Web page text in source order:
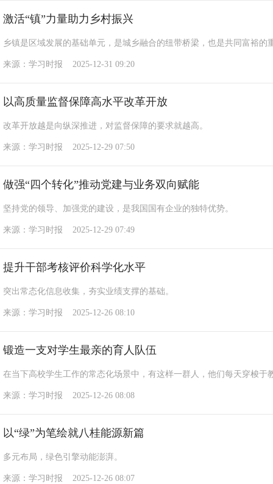
激活“镇”力量助力乡村振兴
乡镇是区域发展的基础单元，是城乡融合的纽带桥梁，也是共同富裕的
来源：学习时报 2025-12-31 09:20
以高质量监督保障高水平改革开放
改革开放越是向纵深推进，对监督保障的要求就越高。
来源：学习时报 2025-12-29 07:50
做强“四个转化”推动党建与业务双向赋能
坚持党的领导、加强党的建设，是我国国有企业的独特优势。
来源：学习时报 2025-12-29 07:49
提升干部考核评价科学化水平
突出常态化信息收集，夯实业绩支撑的基础。
来源：学习时报 2025-12-26 08:10
锻造一支对学生最亲的育人队伍
在当下高校学生工作的常态化场景中，有这样一群人，他们每天穿梭
来源：学习时报 2025-12-26 08:08
以“绿”为笔绘就八桂能源新篇
多元布局，绿色引擎动能澎湃。
来源：学习时报 2025-12-26 08:07